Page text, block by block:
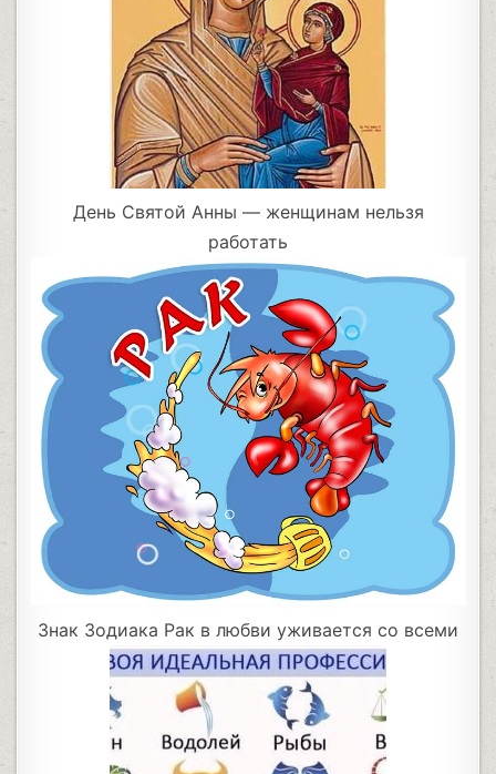
День Святой Анны — женщинам нельзя
работать
Знак Зодиака Рак в любви уживается со всеми